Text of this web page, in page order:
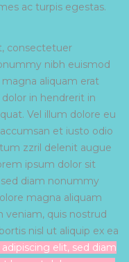
ac turpis egestas.
consectetuer
nibh euismod
aliquam erat
in hendrerit in
Vel illum dolore eu
et iusto odio
zzril delenit augue
ipsum dolor sit
diam nonummy
magna aliquam
veniam, quis nostrud
nisl ut aliquip ex ea
elit, sed diam